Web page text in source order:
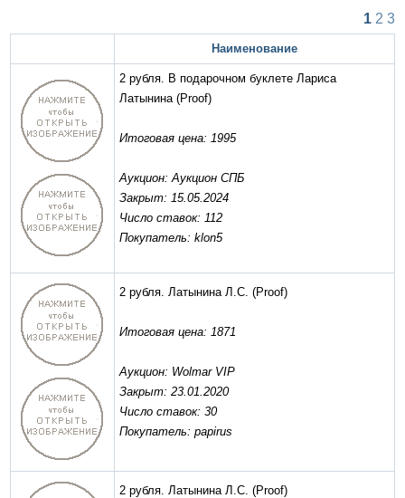
1 2 3
Наименование
2 рубля. В подарочном буклете Лариса
Латынина(Proof)
Итоговая цена: 1995
Аукцион: Аукцион СПБ
Закрыт: 15.05.2024
Число ставок: 112
Покупатель: klon5
2 рубля. Латынина Л.С. (Proof)
Итоговая цена: 1871
Аукцион: Wolmar VIP
Закрыт: 23.01.2020
Число ставок: 30
Покупатель: papirus
2 рубля. Латынина Л.С. (Proof)